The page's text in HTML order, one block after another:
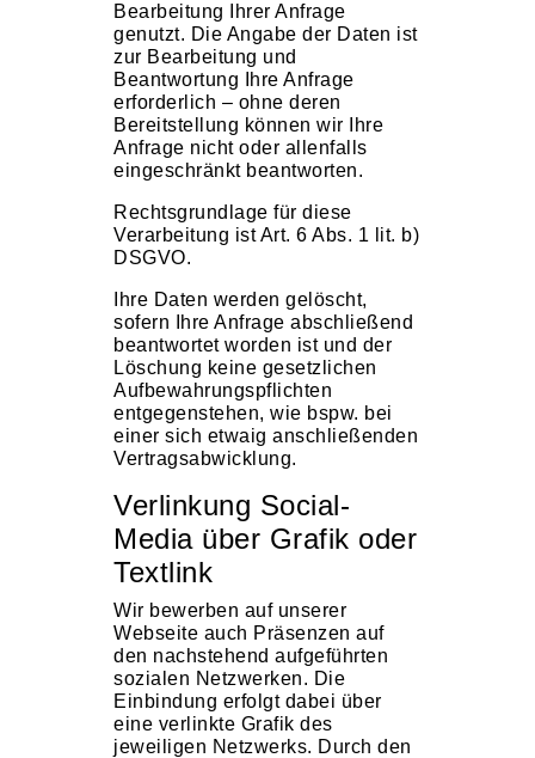
Bearbeitung Ihrer Anfrage
genutzt. Die Angabe der Daten ist
zur Bearbeitung und
Beantwortung Ihre Anfrage
erforderlich – ohne deren
Bereitstellung können wir Ihre
Anfrage nicht oder allenfalls
eingeschränkt beantworten.
Rechtsgrundlage für diese
Verarbeitung ist Art. 6 Abs. 1 lit. b)
DSGVO.
Ihre Daten werden gelöscht,
sofern Ihre Anfrage abschließend
beantwortet worden ist und der
Löschung keine gesetzlichen
Aufbewahrungspflichten
entgegenstehen, wie bspw. bei
einer sich etwaig anschließenden
Vertragsabwicklung.
Verlinkung Social-
Media über Grafik oder
Textlink
Wir bewerben auf unserer
Webseite auch Präsenzen auf
den nachstehend aufgeführten
sozialen Netzwerken. Die
Einbindung erfolgt dabei über
eine verlinkte Grafik des
jeweiligen Netzwerks. Durch den